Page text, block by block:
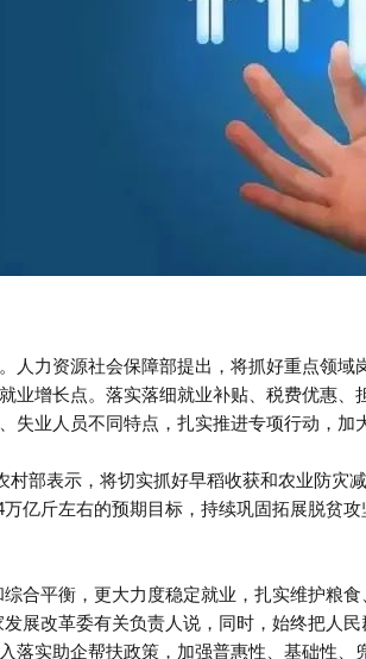
人力资源社会保障部提出，将抓好重点领
业增长点。落实落细就业补贴、税费优惠
失业人员不同特点，扎实推进专项行动，加
村部表示，将切实抓好早稻收获和农业防
万亿斤左右的预期目标，持续巩固拓展脱贫
综合平衡，更大力度稳定就业，扎实维护粮
发展改革委有关负责人说，同时，始终把人
落实助企帮扶政策，加强普惠性、基础性